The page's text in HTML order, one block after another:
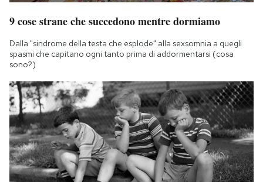
9 cose strane che succedono mentre dormiamo
Dalla "sindrome della testa che esplode" alla sexsomnia a quegli
spasmi che capitano ogni tanto prima di addormentarsi (cosa
sono?)